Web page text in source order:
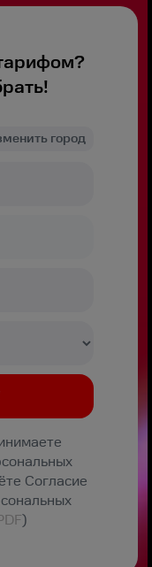
город
Согласие
)